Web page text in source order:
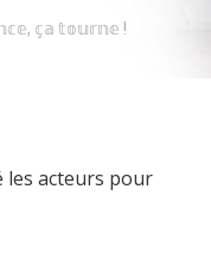
𝕔̧𝕒 𝕥𝕠𝕦𝕣𝕟𝕖 !
les acteurs pour